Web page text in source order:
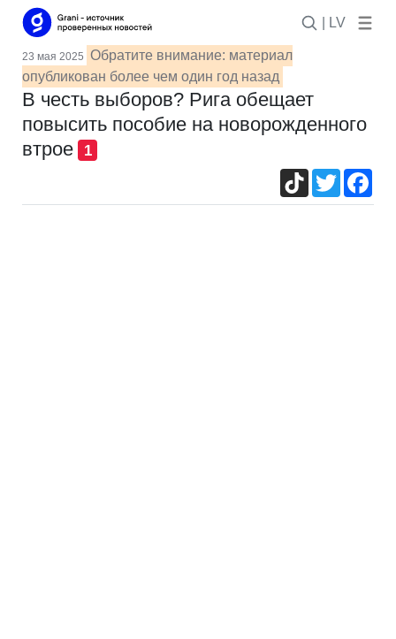
| LV
23 мая 2025 Обратите внимание: материал
опубликован более чем один год назад
В честь выборов? Рига обещает
повысить пособие на новорожденного
втрое
1
TikTokTwitter